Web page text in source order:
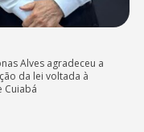
Alves agradeceu a
da lei voltada à
Cuiabá